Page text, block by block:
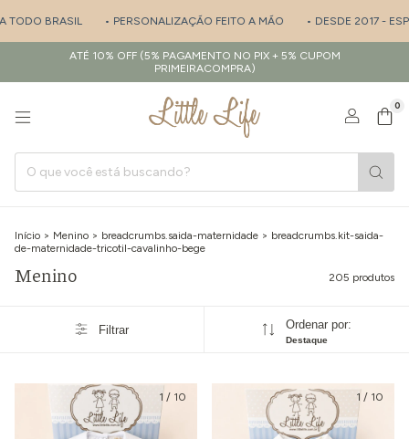
• PERSONALIZAÇÃO FEITO A MÃO • DESDE 2017 - ESPECIALISTA EM
ATÉ 10% OFF (5% PAGAMENTO NO PIX + 5% CUPOM
PRIMEIRACOMPRA)
0
Início > Menino > breadcrumbs.saida-maternidade > breadcrumbs.kit-saida-
de-maternidade-tricotil-cavalinho-bege
Menino 205 produtos
Filtrar Ordenar por:
Destaque
1 / 10 1 / 10